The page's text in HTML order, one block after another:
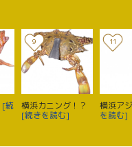
[続
9
横浜カニング！？
[続きを読む]
11
横浜ア
を読む]